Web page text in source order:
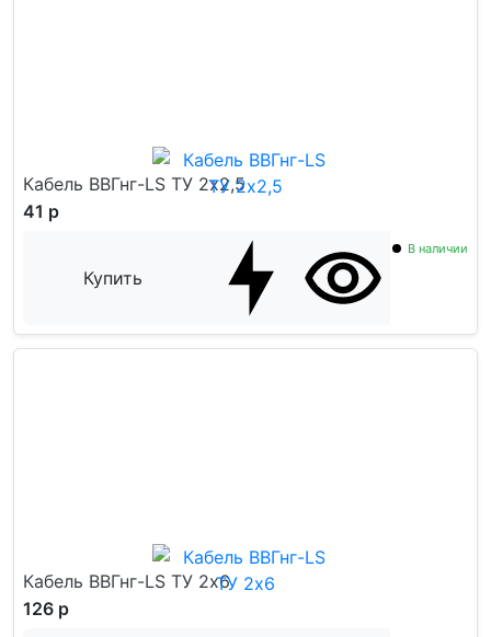
Кабель ВВГнг-LS ТУ 2x2,5
41 р
Купить
В наличии
Кабель ВВГнг-LS ТУ 2x6
126 р